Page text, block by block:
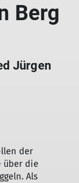
Berg
Jürgen
der
über die
Als